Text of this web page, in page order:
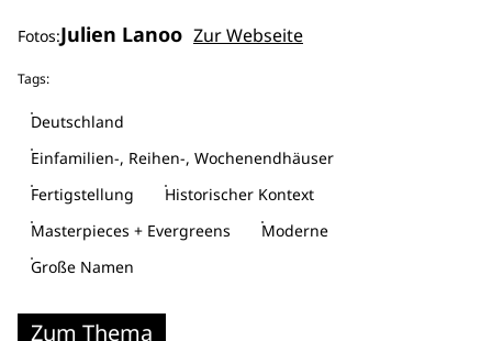
Fotos:Julien Lanoo Zur Webseite
Tags:
Deutschland
Einfamilien-, Reihen-, Wochenendhäuser
Fertigstellung
Historischer Kontext
Masterpieces + Evergreens
Moderne
Große Namen
Zum Thema